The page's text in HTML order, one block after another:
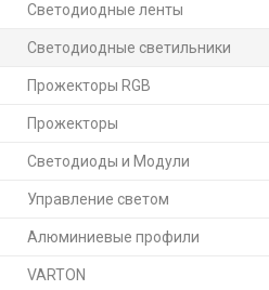
Светодиодные ленты
Светодиодные светильники
Прожекторы RGB
Прожекторы
Светодиоды и Модули
Управление светом
Алюминиевые профили
VARTON